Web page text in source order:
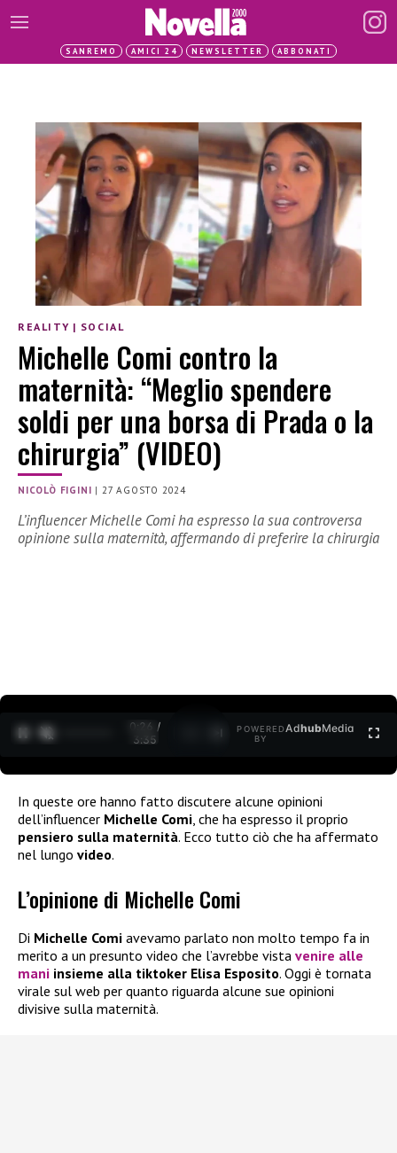
SANREMO AMICI 24 NEWSLETTER ABBONATI
REALITY | SOCIAL
Michelle Comi contro la
maternità: “Meglio spendere
soldi per una borsa di Prada o la
chirurgia” (VIDEO)
NICOLÒ FIGINI | 27 AGOSTO 2024
L’influencer Michelle Comi ha espresso la sua controversa
opinione sulla maternità, affermando di preferire la chirurgia
0:27 /
3:35
POWERED
BY
AdhubMedia
In queste ore hanno fatto discutere alcune opinioni
dell’influencer Michelle Comi , che ha espresso il proprio
pensiero sulla maternità. Ecco tutto ciò che ha affermato
nel lungo video.
L’opinione di Michelle Comi
Di Michelle Comi avevamo parlato non molto tempo fa in
merito a un presunto video che l’avrebbe vista venire alle
mani insieme alla tiktoker Elisa Esposito. Oggi è tornata
virale sul web per quanto riguarda alcune sue opinioni
divisive sulla maternità.